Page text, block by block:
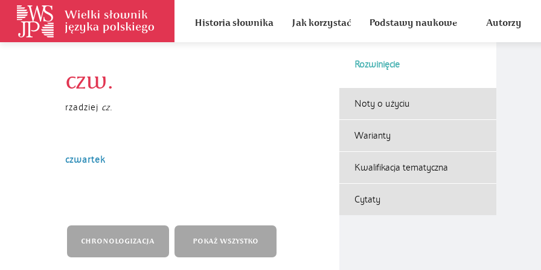
Historia słownika Jak korzystać Podstawy naukowe Autorzy
czw.
rzadziej cz.
Rozwinięcie
czwartek
Noty o użyciu
Warianty
Kwalifikacja tematyczna
Cytaty
CHRONOLOGIZACJA POKAŻ WSZYSTKO